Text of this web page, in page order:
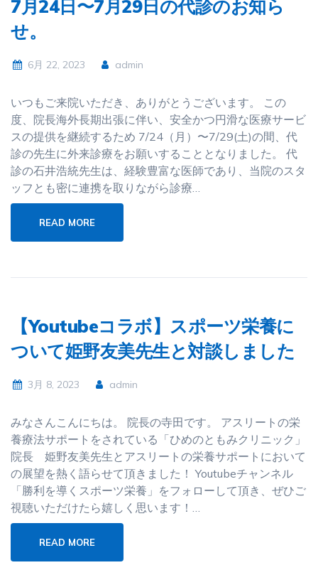
7月24日〜7月29日の代診のお知ら
せ。
6月 22, 2023 admin
いつもご来院いただき、ありがとうございます。 この
度、院長海外長期出張に伴い、安全かつ円滑な医療サービ
スの提供を継続するため 7/24（月）〜7/29(土)の間、代
診の先生に外来診療をお願いすることとなりました。 代
診の石井浩統先生は、経験豊富な医師であり、当院のスタ
ッフとも密に連携を取りながら診療…
READ MORE
【Youtubeコラボ】スポーツ栄養に
ついて姫野友美先生と対談しました
3月 8, 2023 admin
みなさんこんにちは。 院長の寺田です。 アスリートの栄
養療法サポートをされている「ひめのともみクリニック」
院長 姫野友美先生とアスリートの栄養サポートにおいて
の展望を熱く語らせて頂きました！ Youtubeチャンネル
「勝利を導くスポーツ栄養」をフォローして頂き、ぜひご
視聴いただけたら嬉しく思います！…
READ MORE